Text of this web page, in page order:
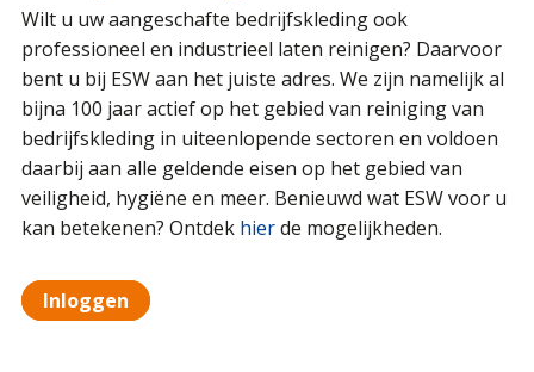
Wilt u uw aangeschafte bedrijfskleding ook
professioneel en industrieel laten reinigen? Daarvoor
bent u bij ESW aan het juiste adres. We zijn namelijk al
bijna 100 jaar actief op het gebied van reiniging van
bedrijfskleding in uiteenlopende sectoren en voldoen
daarbij aan alle geldende eisen op het gebied van
veiligheid, hygiëne en meer. Benieuwd wat ESW voor u
kan betekenen? Ontdek hierde mogelijkheden.
Inloggen